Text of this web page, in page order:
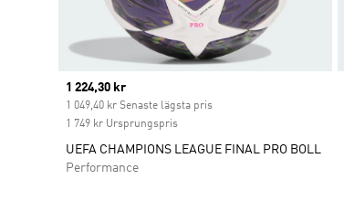
Current price
1 224,30 kr
1 049,40 kr Senaste lägsta pris
1 749 kr Ursprungspris
UEFA CHAMPIONS LEAGUE FINAL PRO BOLL
Performance